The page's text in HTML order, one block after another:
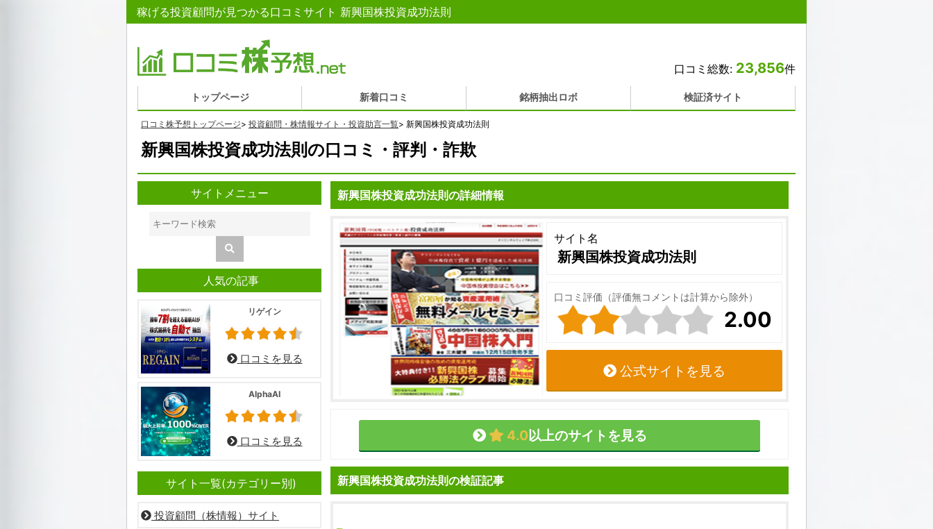
稼げる投資顧問が見つかる口コミサイト 新興国株投資成功法則
口コミ総数: 23,856件
トップページ 新着口コミ 銘柄抽出ロボ 検証済サイト
口コミ株予想トップページ> 投資顧問・株情報サイト・投資助言一覧> 新興国株投資成功法則
新興国株投資成功法則の口コミ・評判・詐欺
新興国株投資成功法則の詳細情報
サイト名
新興国株投資成功法則
口コミ評価（評価無コメントは計算から除外）
2.00
公式サイトを見る
4.0以上のサイトを見る
新興国株投資成功法則の検証記事
サイトメニュー
人気の記事
リゲイン
口コミを見る
AlphaAI
口コミを見る
サイト一覧(カテゴリー別)
投資顧問（株情報）サイト